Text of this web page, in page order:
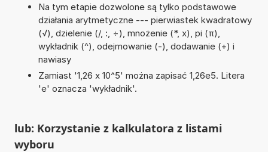
Na tym etapie dozwolone są tylko podstawowe
działania arytmetyczne --- pierwiastek kwadratowy
(√), dzielenie (/, :, ÷), mnożenie (*, x), pi (π),
wykładnik (^), odejmowanie (-), dodawanie (+) i
nawiasy
Zamiast '1,26 x 10^5' można zapisać 1,26e5. Litera
'e' oznacza 'wykładnik'.
lub: Korzystanie z kalkulatora z listami
wyboru